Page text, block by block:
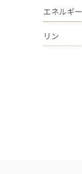
エネルギー
リン